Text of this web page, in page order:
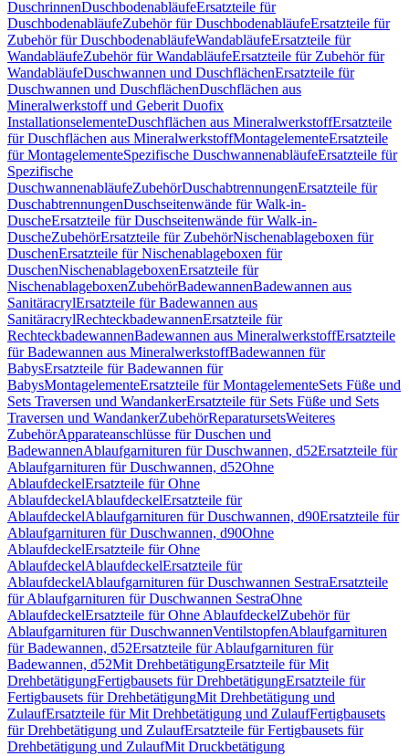
DuschrinnenDuschbodenabläufeErsatzteile für
DuschbodenabläufeZubehör für DuschbodenabläufeErsatzteile für
Zubehör für DuschbodenabläufeWandabläufeErsatzteile für
WandabläufeZubehör für WandabläufeErsatzteile für Zubehör für
WandabläufeDuschwannen und DuschflächenErsatzteile für
Duschwannen und DuschflächenDuschflächen aus
Mineralwerkstoff und Geberit Duofix
InstallationselementeDuschflächen aus MineralwerkstoffErsatzteile
für Duschflächen aus MineralwerkstoffMontagelementeErsatzteile
für MontagelementeSpezifische DuschwannenabläufeErsatzteile für
Spezifische
DuschwannenabläufeZubehörDuschabtrennungenErsatzteile für
DuschabtrennungenDuschseitenwände für Walk-in-
DuscheErsatzteile für Duschseitenwände für Walk-in-
DuscheZubehörErsatzteile für ZubehörNischenablageboxen für
DuschenErsatzteile für Nischenablageboxen für
DuschenNischenablageboxenErsatzteile für
NischenablageboxenZubehörBadewannenBadewannen aus
SanitäracrylErsatzteile für Badewannen aus
SanitäracrylRechteckbadewannenErsatzteile für
RechteckbadewannenBadewannen aus MineralwerkstoffErsatzteile
für Badewannen aus MineralwerkstoffBadewannen für
BabysErsatzteile für Badewannen für
BabysMontagelementeErsatzteile für MontagelementeSets Füße und
Sets Traversen und WandankerErsatzteile für Sets Füße und Sets
Traversen und WandankerZubehörReparatursetsWeiteres
ZubehörApparateanschlüsse für Duschen und
BadewannenAblaufgarnituren für Duschwannen, d52Ersatzteile für
Ablaufgarnituren für Duschwannen, d52Ohne
AblaufdeckelErsatzteile für Ohne
AblaufdeckelAblaufdeckelErsatzteile für
AblaufdeckelAblaufgarnituren für Duschwannen, d90Ersatzteile für
Ablaufgarnituren für Duschwannen, d90Ohne
AblaufdeckelErsatzteile für Ohne
AblaufdeckelAblaufdeckelErsatzteile für
AblaufdeckelAblaufgarnituren für Duschwannen SestraErsatzteile
für Ablaufgarnituren für Duschwannen SestraOhne
AblaufdeckelErsatzteile für Ohne AblaufdeckelZubehör für
Ablaufgarnituren für DuschwannenVentilstopfenAblaufgarnituren
für Badewannen, d52Ersatzteile für Ablaufgarnituren für
Badewannen, d52Mit DrehbetätigungErsatzteile für Mit
DrehbetätigungFertigbausets für DrehbetätigungErsatzteile für
Fertigbausets für DrehbetätigungMit Drehbetätigung und
ZulaufErsatzteile für Mit Drehbetätigung und ZulaufFertigbausets
für Drehbetätigung und ZulaufErsatzteile für Fertigbausets für
Drehbetätigung und ZulaufMit Druckbetätigung